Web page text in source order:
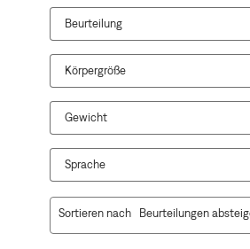
geöffnet.geöffnet.geöffnet.
Beurteilung
Körpergröße
Gewicht
Sprache
Sortieren nach Beurteilungen